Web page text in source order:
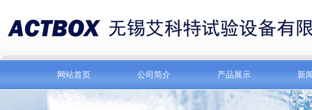
网站首页 公司简介 产品展示 新